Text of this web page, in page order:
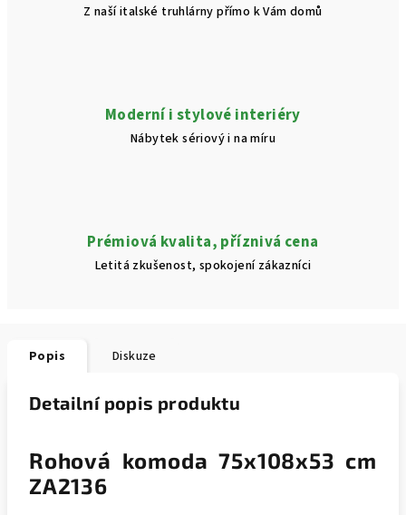
Z naší italské truhlárny přímo k Vám domů
Moderní i stylové interiéry
Nábytek sériový i na míru
Prémiová kvalita, příznivá cena
Letitá zkušenost, spokojení zákazníci
Popis Diskuze
Detailní popis produktu
Rohová komoda 75x108x53 cm
ZA2136